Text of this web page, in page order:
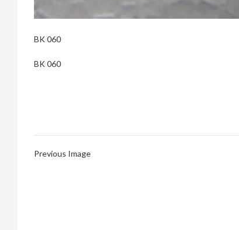
BK 060
BK 060
Previous Image